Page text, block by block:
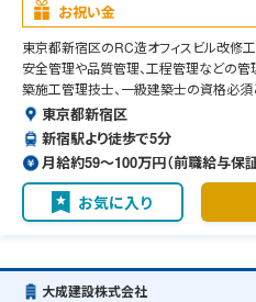
お祝い金
東京都新宿区のRC造オフィスビル改修
安全管理や品質管理、工程管理などの管
築施工管理技士、一級建築士の資格必須
東京都新宿区
新宿駅より徒歩で5分
月給約59〜100万円（前職給与保証
お気に入り
大成建設株式会社